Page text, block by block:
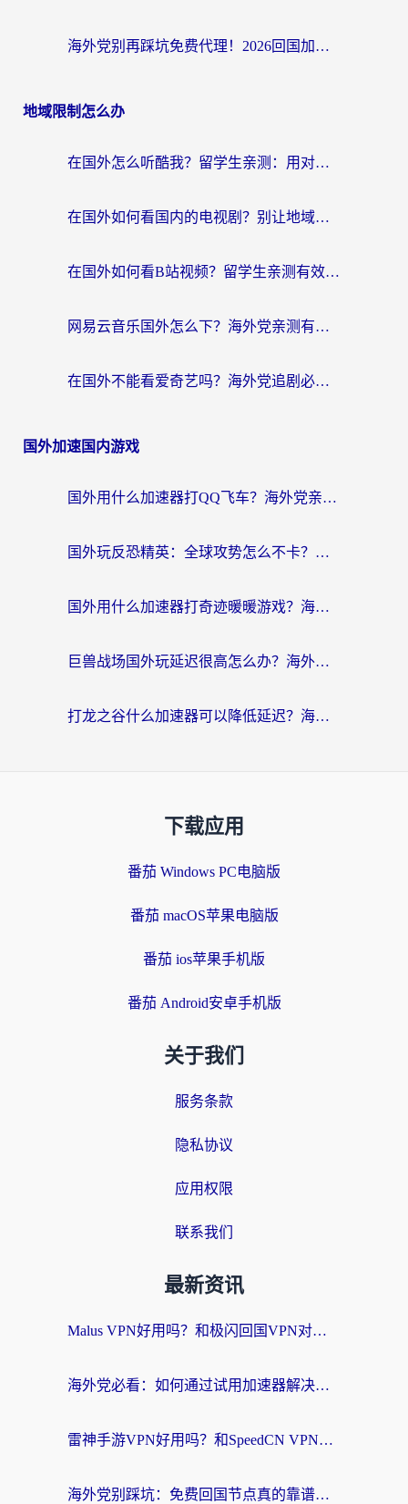
海外党别再踩坑免费代理！2026回国加速器全攻略：从选线到避坑，无缝访问国内资源
地域限制怎么办
在国外怎么听酷我？留学生亲测：用对加速器就能畅听国内音乐听书
在国外如何看国内的电视剧？别让地域限制成为追剧路上的绊脚石
在国外如何看B站视频？留学生亲测有效的回国加速器选择指南
网易云音乐国外怎么下？海外党亲测有效的回国加速器指南
在国外不能看爱奇艺吗？海外党追剧必看的回国加速器选择指南
国外加速国内游戏
国外用什么加速器打QQ飞车？海外党亲测有效的国服游戏加速指南
国外玩反恐精英：全球攻势怎么不卡？老玩家亲测的加速器选择指南
国外用什么加速器打奇迹暖暖游戏？海外党国服手游畅玩全攻略（附3款热门游戏实测）
巨兽战场国外玩延迟很高怎么办？海外党亲测的国服游戏加速解决方案
打龙之谷什么加速器可以降低延迟？海外玩家亲测有效的国服加速指南
下载应用
番茄 Windows PC电脑版
番茄 macOS苹果电脑版
番茄 ios苹果手机版
番茄 Android安卓手机版
关于我们
服务条款
隐私协议
应用权限
联系我们
最新资讯
Malus VPN好用吗？和极闪回国VPN对比哪个回国效果更好？海外党亲测3款加速器+避坑指南
海外党必看：如何通过试用加速器解决国内APP地区限制？附2026最新对比测评
雷神手游VPN好用吗？和SpeedCN VPN对比哪个回国效果更好？海外党亲测3款加速器+避坑指南
海外党别踩坑：免费回国节点真的靠谱吗？教你选对加速器无缝访问国内资源